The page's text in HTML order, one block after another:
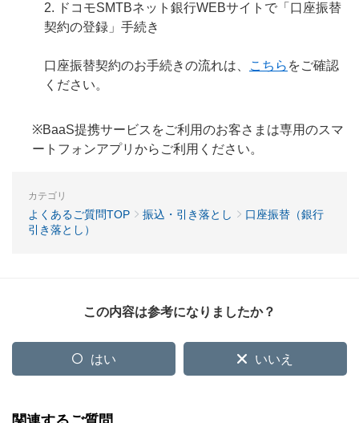
2. ドコモSMTBネット銀行WEBサイトで「口座振替
契約の登録」手続き
口座振替契約のお手続きの流れは、 こちら をご確認
ください。
※BaaS提携サービスをご利用のお客さまは専用のスマ
ートフォンアプリからご利用ください。
カテゴリ
よくあるご質問TOP 振込・引き落とし
口座振替（銀行
引き落とし）
この内容は参考になりましたか？
はい いいえ